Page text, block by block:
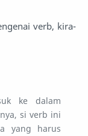
verb, kira-
ke dalam
si verb ini
yang harus